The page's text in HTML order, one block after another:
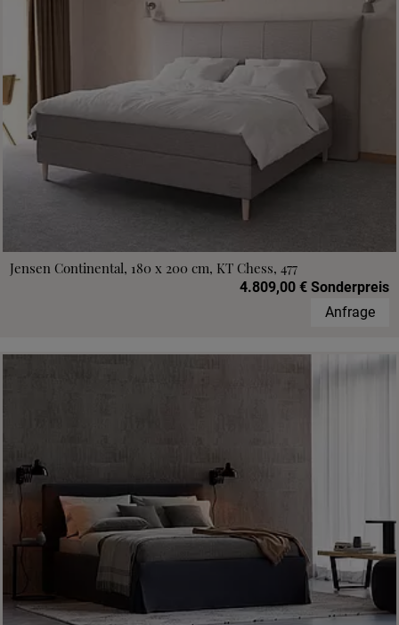
Jensen Continental, 180 x 200 cm, KT Chess, 477
4.809,00 € Sonderpreis
Anfrage